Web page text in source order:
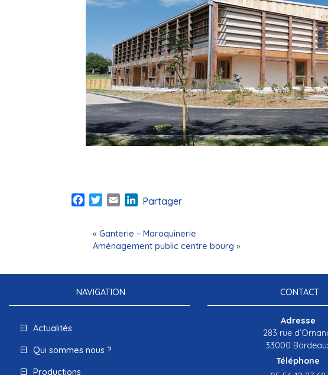
Facebook
TwitterEmail LinkedIn
Partager
« Ganterie – Maroquinerie
Aménagement public centre bourg »
NAVIGATION
Actualités
Qui sommes nous ?
Productions
CONTACT
Adresse
283 rue
33000
Téléphone